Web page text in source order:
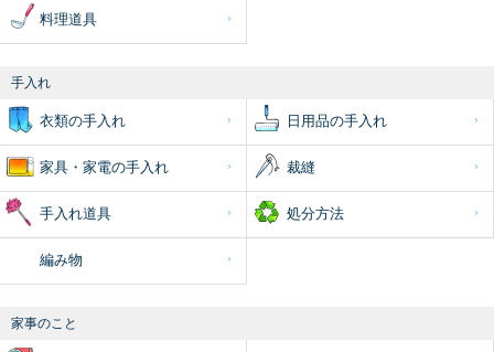
料理道具
手入れ
衣類の手入れ 日用品の手入れ
家具・家電の手入れ 裁縫
手入れ道具 処分方法
編み物
家事のこと